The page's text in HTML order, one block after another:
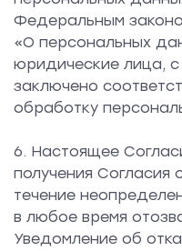
Федеральным
«О персональных
юридические лица,
заключено
обработку
6. Настоящее
получения Согласия
течение
в любое время
Уведомление об